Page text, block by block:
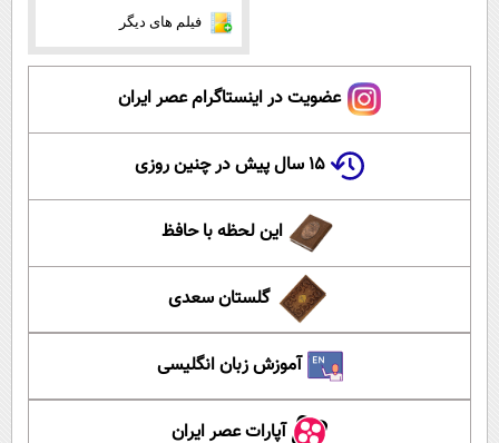
فیلم های دیگر
عضویت در اینستاگرام عصر ایران
۱۵ سال پیش در چنین روزی
این لحظه با حافظ
گلستان سعدی
آموزش زبان انگلیسی
آپارات عصر ایران